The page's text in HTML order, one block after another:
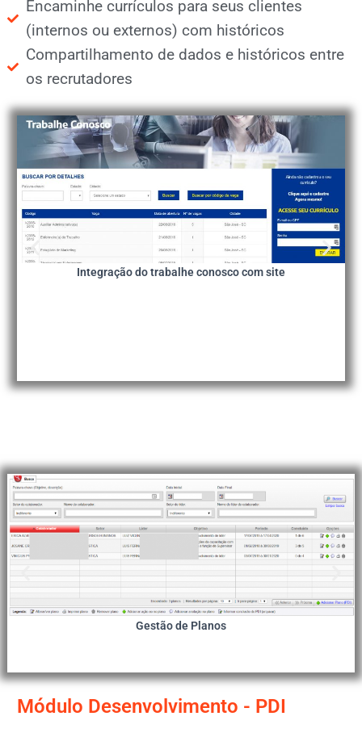
Encaminhe currículos para seus clientes
(internos ou externos) com históricos
Compartilhamento de dados e históricos entre
os recrutadores
Integração do trabalhe conosco com site
Gestão de Planos
Módulo Desenvolvimento - PDI